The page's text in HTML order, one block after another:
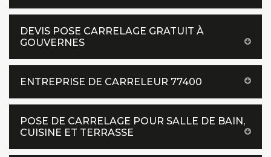
DEVIS POSE CARRELAGE GRATUIT À
GOUVERNES
ENTREPRISE DE CARRELEUR 77400
POSE DE CARRELAGE POUR SALLE DE BAIN,
CUISINE ET TERRASSE